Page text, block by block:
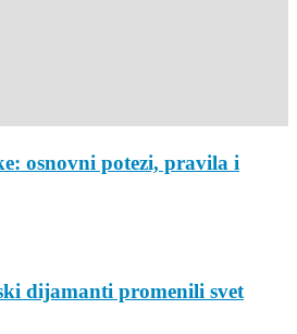
osnovni potezi, pravila i
dijamanti promenili svet